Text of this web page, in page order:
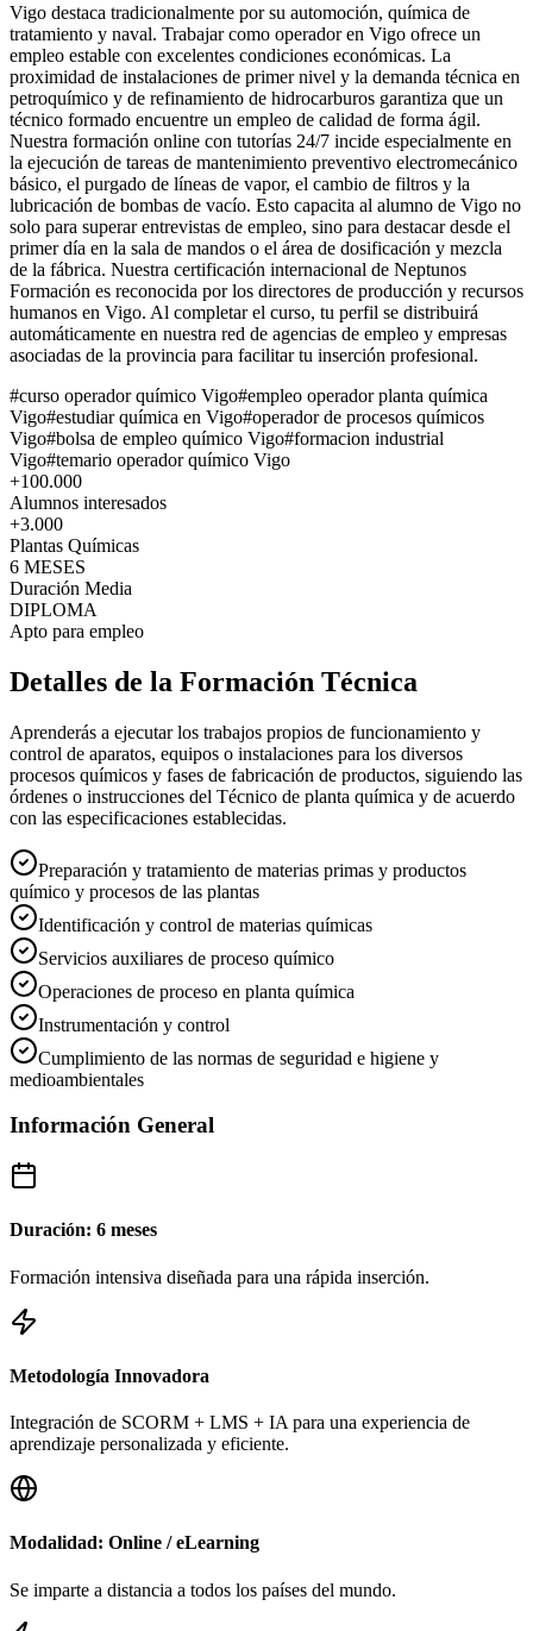
Vigo destaca tradicionalmente por su automoción, química de
tratamiento y naval. Trabajar como operador en Vigo ofrece un
empleo estable con excelentes condiciones económicas. La
proximidad de instalaciones de primer nivel y la demanda técnica en
petroquímico y de refinamiento de hidrocarburos garantiza que un
técnico formado encuentre un empleo de calidad de forma ágil.
Nuestra formación online con tutorías 24/7 incide especialmente en
la ejecución de tareas de mantenimiento preventivo electromecánico
básico, el purgado de líneas de vapor, el cambio de filtros y la
lubricación de bombas de vacío. Esto capacita al alumno de Vigo no
solo para superar entrevistas de empleo, sino para destacar desde el
primer día en la sala de mandos o el área de dosificación y mezcla
de la fábrica. Nuestra certificación internacional de Neptunos
Formación es reconocida por los directores de producción y recursos
humanos en Vigo. Al completar el curso, tu perfil se distribuirá
automáticamente en nuestra red de agencias de empleo y empresas
asociadas de la provincia para facilitar tu inserción profesional.
#curso operador químico Vigo#empleo operador planta química
Vigo#estudiar química en Vigo#operador de procesos químicos
Vigo#bolsa de empleo químico Vigo#formacion industrial
Vigo#temario operador químico Vigo
+100.000
Alumnos interesados
+3.000
Plantas Químicas
6 MESES
Duración Media
DIPLOMA
Apto para empleo
Detalles de la Formación Técnica
Aprenderás a ejecutar los trabajos propios de funcionamiento y
control de aparatos, equipos o instalaciones para los diversos
procesos químicos y fases de fabricación de productos, siguiendo las
órdenes o instrucciones del Técnico de planta química y de acuerdo
con las especificaciones establecidas.
Preparación y tratamiento de materias primas y productos
químico y procesos de las plantas
Identificación y control de materias químicas
Servicios auxiliares de proceso químico
Operaciones de proceso en planta química
Instrumentación y control
Cumplimiento de las normas de seguridad e higiene y
medioambientales
Información General
Duración: 6 meses
Formación intensiva diseñada para una rápida inserción.
Metodología Innovadora
Integración de SCORM + LMS + IA para una experiencia de
aprendizaje personalizada y eficiente.
Modalidad: Online / eLearning
Se imparte a distancia a todos los países del mundo.